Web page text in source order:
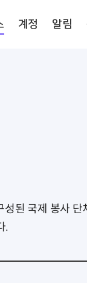
계정 알림
된 국제 봉사 단
.